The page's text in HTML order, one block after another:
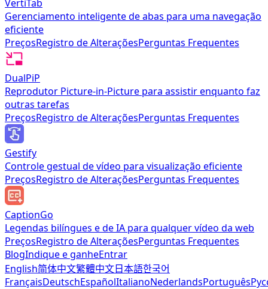
VertiTab
Gerenciamento inteligente de abas para uma navegação
eficiente
PreçosRegistro de AlteraçõesPerguntas Frequentes
DualPiP
Reprodutor Picture-in-Picture para assistir enquanto faz
outras tarefas
PreçosRegistro de AlteraçõesPerguntas Frequentes
Gestify
Controle gestual de vídeo para visualização eficiente
PreçosRegistro de AlteraçõesPerguntas Frequentes
CaptionGo
Legendas bilíngues e de IA para qualquer vídeo da web
PreçosRegistro de AlteraçõesPerguntas Frequentes
BlogIndique e ganheEntrar
English简体中文繁體中文日本語한국어
FrançaisDeutschEspañolItalianoNederlandsPortuguês